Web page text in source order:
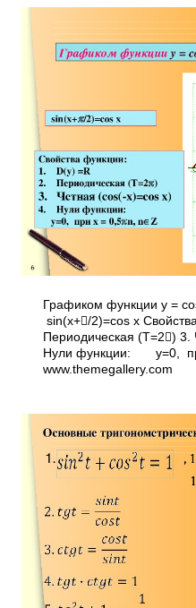
Графиком функции у =
sin(x+/2)=cos x
Периодическая (Т=2)
Нули функции: у=0,
www.themegallery.com